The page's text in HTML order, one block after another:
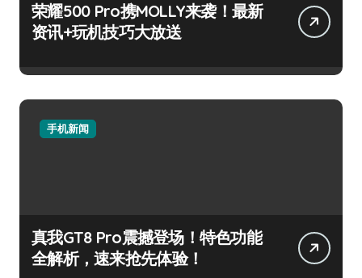
荣耀500 Pro携MOLLY来袭！最新
资讯+玩机技巧大放送
手机新闻
真我GT8 Pro震撼登场！特色功能
全解析，速来抢先体验！